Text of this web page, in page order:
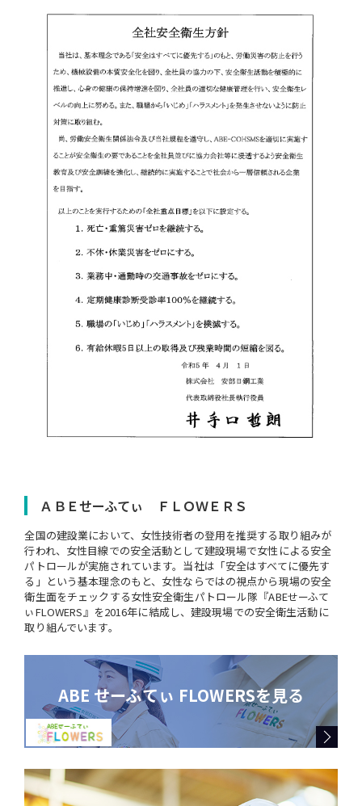
ＡＢＥせーふてぃ ＦＬＯＷＥＲＳ
全国の建設業において、女性技術者の登用を推奨する取り組みが
行われ、女性目線での安全活動として建設現場で女性による安全
パトロールが実施されています。当社は「安全はすべてに優先す
る」という基本理念のもと、女性ならではの視点から現場の安全
衛生面をチェックする女性安全衛生パトロール隊『ABEせーふて
ぃFLOWERS』を2016年に結成し、建設現場での安全衛生活動に
取り組んでいます。
ABE せーふてぃ FLOWERSを見る